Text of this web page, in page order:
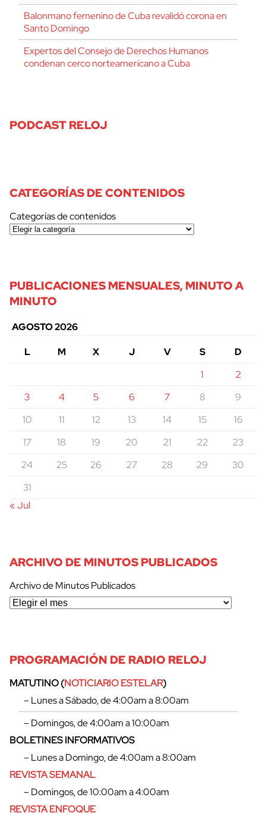
Balonmano femenino de Cuba revalidó corona en
Santo Domingo
Expertos del Consejo de Derechos Humanos
condenan cerco norteamericano a Cuba
PODCAST RELOJ
CATEGORÍAS DE CONTENIDOS
Categorías de contenidos
PUBLICACIONES MENSUALES, MINUTO A
MINUTO
AGOSTO 2026
L
M X J V S
D
1
2
3
4 5 6 7 8
9
10
11 12 13 14 15
16
17
18 19 20 21 22
23
24
25 26 27 28 29
30
31
« Jul
ARCHIVO DE MINUTOS PUBLICADOS
Archivo de Minutos Publicados
PROGRAMACIÓN DE RADIO RELOJ
MATUTINO (NOTICIARIO ESTELAR)
– Lunes a Sábado, de 4:00am a 8:00am
– Domingos, de 4:00am a 10:00am
BOLETINES INFORMATIVOS
– Lunes a Domingo, de 4:00am a 8:00am
REVISTA SEMANAL
– Domingos, de 10:00am a 4:00am
REVISTA ENFOQUE